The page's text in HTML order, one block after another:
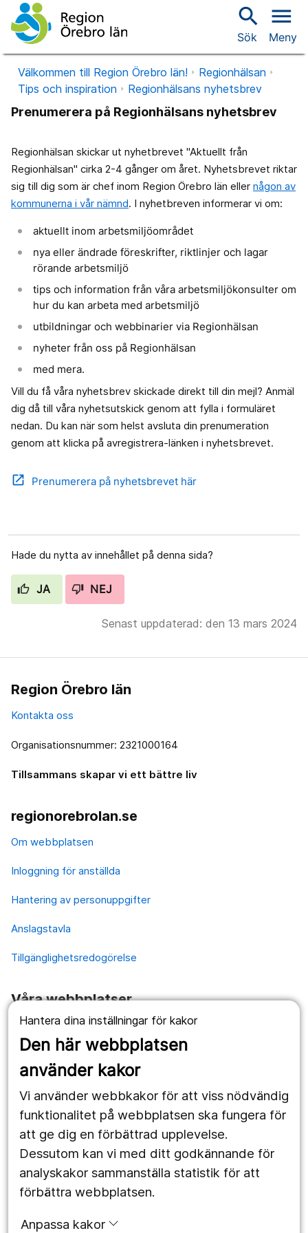
Hantera dina inställningar för kakor
Den här webbplatsen
använder kakor
Vi använder webbkakor för att viss nödvändig
funktionalitet på webbplatsen ska fungera för
att ge dig en förbättrad upplevelse.
Dessutom kan vi med ditt godkännande för
analyskakor sammanställa statistik för att
förbättra webbplatsen.
Anpassa kakor
search
Sök
menu
Meny
Välkommen till Region Örebro län!
Regionhälsan
Tips och inspiration
Regionhälsans nyhetsbrev
Prenumerera på Regionhälsans nyhetsbrev
Regionhälsan skickar ut nyhetbrevet "Aktuellt från
Regionhälsan" cirka 2-4 gånger om året. Nyhetsbrevet riktar
sig till dig som är chef inom Region Örebro län eller någon av
kommunerna i vår nämnd. I nyhetbreven informerar vi om:
aktuellt inom arbetsmiljöområdet
nya eller ändrade föreskrifter, riktlinjer och lagar
rörande arbetsmiljö
tips och information från våra arbetsmiljökonsulter om
hur du kan arbeta med arbetsmiljö
utbildningar och webbinarier via Regionhälsan
nyheter från oss på Regionhälsan
med mera.
Vill du få våra nyhetsbrev skickade direkt till din mejl? Anmäl
dig då till våra nyhetsutskick genom att fylla i formuläret
nedan. Du kan när som helst avsluta din prenumeration
genom att klicka på avregistrera-länken i nyhetsbrevet.
open_in_new Prenumerera på nyhetsbrevet här
Hade du nytta av innehållet på denna sida?
JA NEJ
Senast uppdaterad: den 13 mars 2024
Region Örebro län
Kontakta oss
Organisationsnummer: 2321000164
Tillsammans skapar vi ett bättre liv
regionorebrolan.se
Om webbplatsen
Inloggning för anställda
Hantering av personuppgifter
Anslagstavla
Tillgänglighetsredogörelse
Våra webbplatser
1177.se
Länstrafiken
Utveckling
Följ oss
Facebook